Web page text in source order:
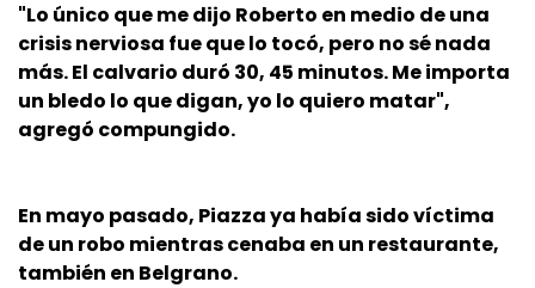
"Lo único que me dijo Roberto en medio de una
crisis nerviosa fue que lo tocó, pero no sé nada
más. El calvario duró 30, 45 minutos. Me importa
un bledo lo que digan, yo lo quiero matar",
agregó compungido.
En mayo pasado, Piazza ya había sido víctima
de un robo mientras cenaba en un restaurante,
también en Belgrano.